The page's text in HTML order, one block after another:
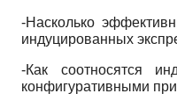
-Насколько
индуцированных
-Как соотносятся
конфигуративными